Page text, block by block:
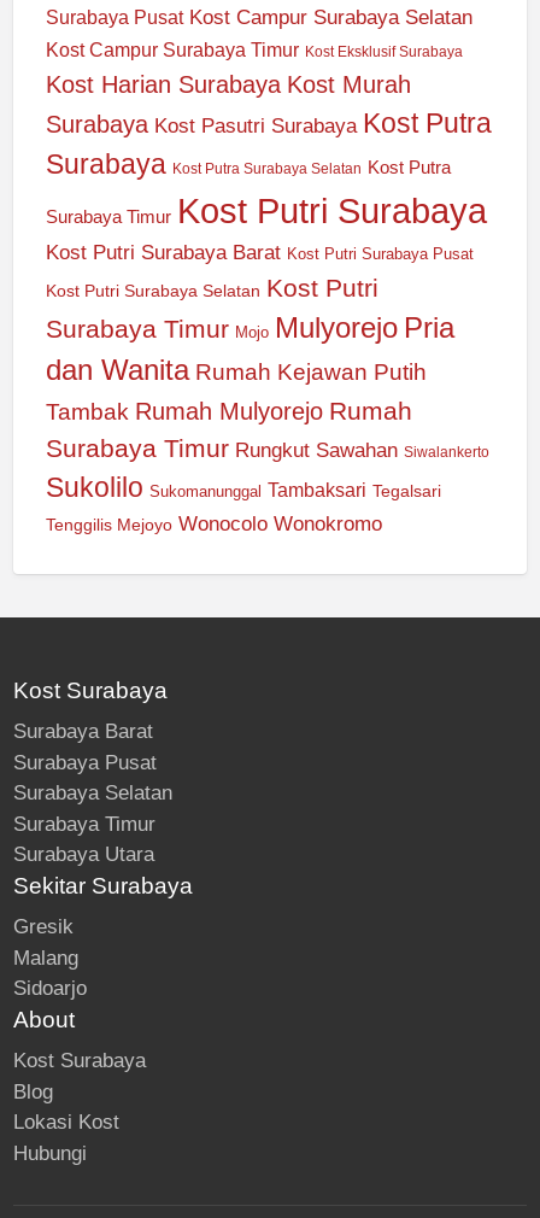
Surabaya Pusat Kost Campur Surabaya Selatan
Kost Campur Surabaya Timur Kost Eksklusif Surabaya
Kost Harian Surabaya Kost Murah
Surabaya Kost Pasutri Surabaya Kost Putra
Surabaya Kost Putra Surabaya Selatan Kost Putra
Surabaya Timur Kost Putri Surabaya
Kost Putri Surabaya Barat Kost Putri Surabaya Pusat
Kost Putri Surabaya Selatan Kost Putri
Surabaya Timur Mojo Mulyorejo Pria
dan Wanita Rumah Kejawan Putih
Tambak Rumah Mulyorejo Rumah
Surabaya Timur Rungkut Sawahan Siwalankerto
Sukolilo Sukomanunggal Tambaksari Tegalsari
Tenggilis Mejoyo Wonocolo Wonokromo
Kost Surabaya
Surabaya Barat
Surabaya Pusat
Surabaya Selatan
Surabaya Timur
Surabaya Utara
Sekitar Surabaya
Gresik
Malang
Sidoarjo
About
Kost Surabaya
Blog
Lokasi Kost
Hubungi